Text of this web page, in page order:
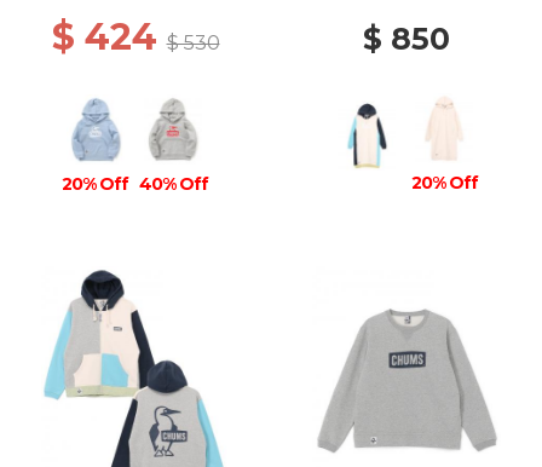
$ 424$ 530
20% Off 40% Off
$ 850
20% Off